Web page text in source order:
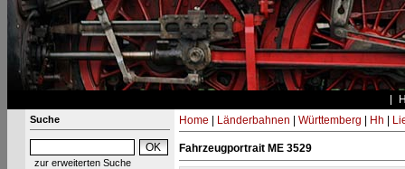
Suche
zur erweiterten Suche
Home Länderbahnen Württemberg Hh
Fahrzeugportrait ME 3529